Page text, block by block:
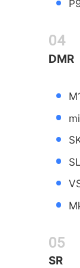
DMR
SR